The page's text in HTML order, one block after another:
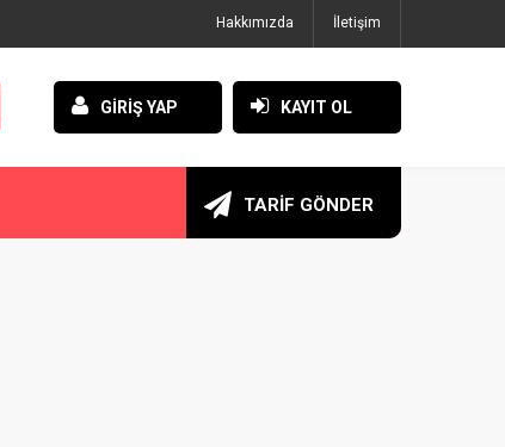
Hakkımızda İletişim
GİRİŞ YAP KAYIT OL
TARİF GÖNDER